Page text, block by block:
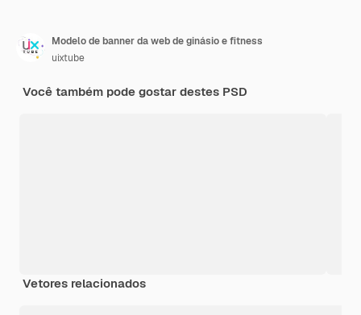
Modelo de banner da web de ginásio e fitness
uixtube
Você também pode gostar destes PSD
Vetores relacionados